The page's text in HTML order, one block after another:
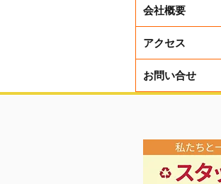
会社概要
アクセス
お問い合せ